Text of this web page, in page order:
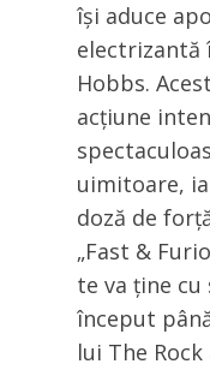
își aduce
electrizantă
Hobbs.
acțiune
uimitoare,
doză de
„Fast &
te va ține
început
lui The